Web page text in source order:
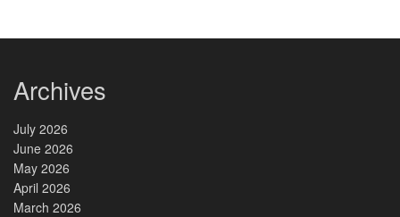
Archives
July 2026
June 2026
May 2026
April 2026
March 2026